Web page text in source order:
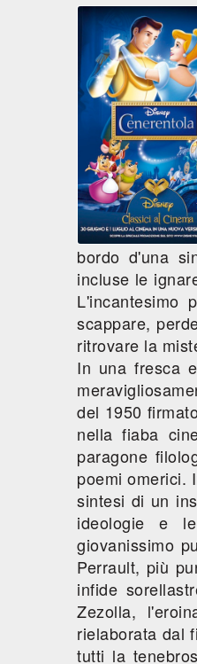
bordo d'una
incluse le
L'incantesimo
scappare,
ritrovare la
In una fresca
del 1950
nella fiaba
paragone
poemi omerici.
sintesi di un
ideologie e
giovanissimo
Perrault, più
infide
Zezolla,
rielaborata dal
tutti la